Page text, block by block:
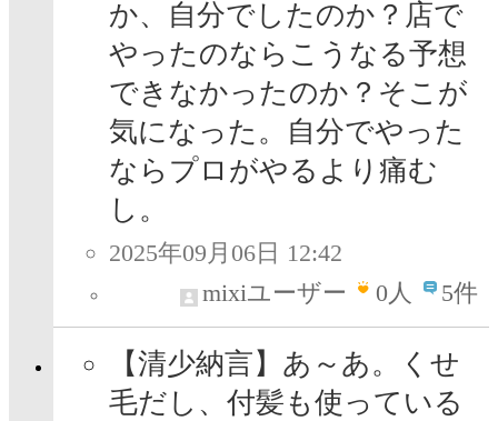
か、自分でしたのか？店で
やったのならこうなる予想
できなかったのか？そこが
気になった。自分でやった
ならプロがやるより痛む
し。
2025年09月06日 12:42
mixiユーザー
0人 5件
【清少納言】あ～あ。くせ
毛だし、付髪も使っている